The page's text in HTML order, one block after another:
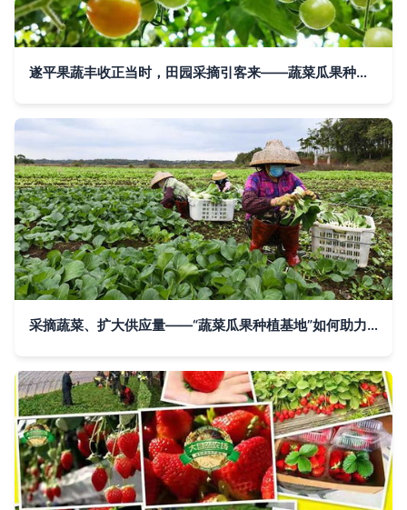
遂平果蔬丰收正当时，田园采摘引客来——蔬菜瓜果种植与采摘服务纪实
采摘蔬菜、扩大供应量——“蔬菜瓜果种植基地”如何助力秋季购销高峰期